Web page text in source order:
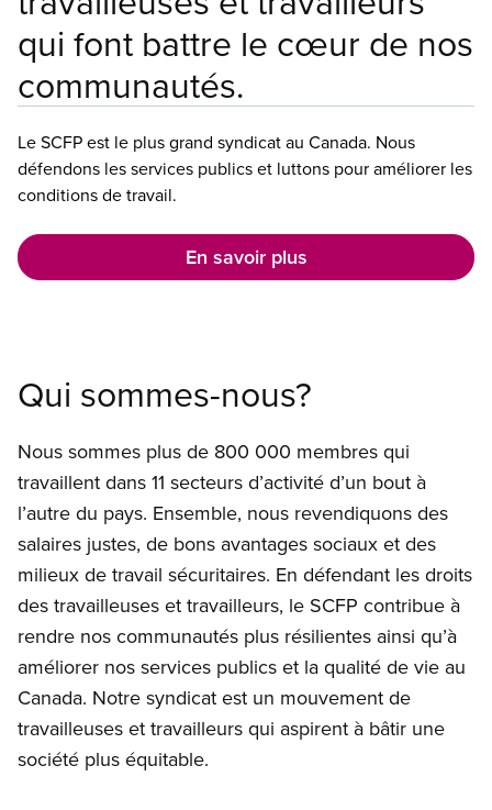
qui font battre le cœur de nos
communautés.
Le SCFP est le plus grand syndicat au Canada. Nous
défendons les services publics et luttons pour améliorer les
conditions de travail.
En savoir plus
Qui sommes-nous?
Nous sommes plus de 800 000 membres qui
travaillent dans 11 secteurs d’activité d’un bout à
l’autre du pays. Ensemble, nous revendiquons des
salaires justes, de bons avantages sociaux et des
milieux de travail sécuritaires. En défendant les droits
des travailleuses et travailleurs, le SCFP contribue à
rendre nos communautés plus résilientes ainsi qu’à
améliorer nos services publics et la qualité de vie au
Canada. Notre syndicat est un mouvement de
travailleuses et travailleurs qui aspirent à bâtir une
société plus équitable.